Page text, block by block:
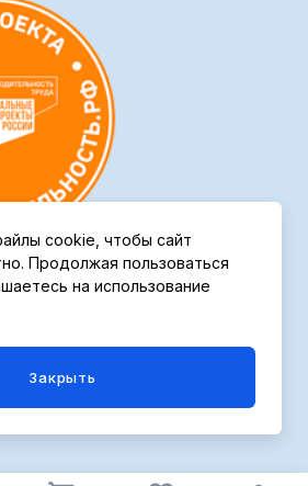
конфиденциальности
cookie, чтобы сайт
Продолжая пользоваться
на использование
Закрыть